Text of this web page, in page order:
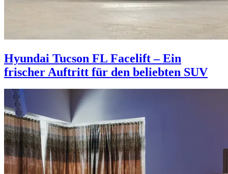
Hyundai Tucson FL Facelift – Ein
frischer Auftritt für den beliebten SUV